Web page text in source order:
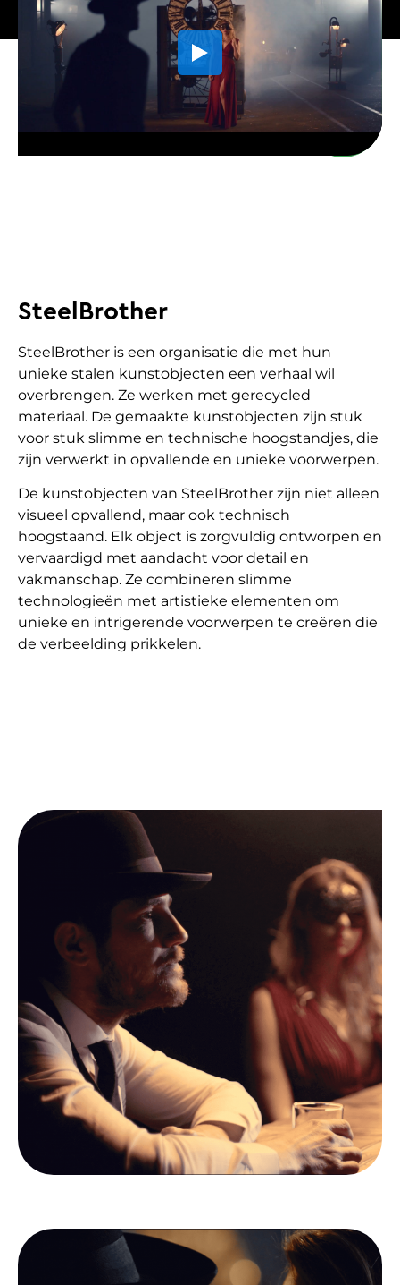
SteelBrother
SteelBrother is een organisatie die met hun
unieke stalen kunstobjecten een verhaal wil
overbrengen. Ze werken met gerecycled
materiaal. De gemaakte kunstobjecten zijn stuk
voor stuk slimme en technische hoogstandjes, die
zijn verwerkt in opvallende en unieke voorwerpen.
De kunstobjecten van SteelBrother zijn niet alleen
visueel opvallend, maar ook technisch
hoogstaand. Elk object is zorgvuldig ontworpen en
vervaardigd met aandacht voor detail en
vakmanschap. Ze combineren slimme
technologieën met artistieke elementen om
unieke en intrigerende voorwerpen te creëren die
de verbeelding prikkelen.